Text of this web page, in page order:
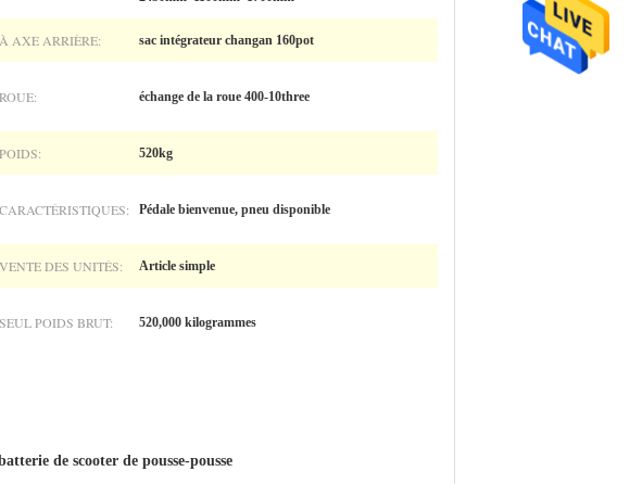
À AXE ARRIÈRE: sac intégrateur changan 160pot
ROUE: échange de la roue 400-10three
POIDS: 520kg
CARACTÉRISTIQUES: Pédale bienvenue, pneu disponible
VENTE DES UNITÉS: Article simple
SEUL POIDS BRUT: 520,000 kilogrammes
de scooter de pousse-pousse